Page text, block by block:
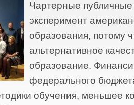
Чартерные
эксперимент
образования, потому
альтернативное
образование.
федерального
обучения, меньшее